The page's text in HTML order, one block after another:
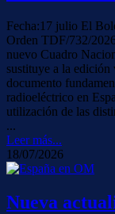
Fecha:17 julio El
Orden TDF/732/
nuevo Cuadro
sustituye a la
documento
radioeléctrico en
utilización de las
...
Leer más...
18/07/2026
Nueva